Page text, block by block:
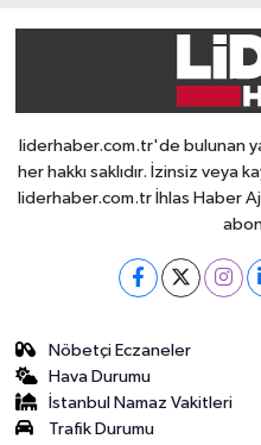
liderhaber.com.tr'de bulunan
her hakkı saklıdır. İzinsiz veya
liderhaber.com.tr İhlas Haber
Nöbetçi Eczaneler
Hava Durumu
İstanbul Namaz Vakitleri
Trafik Durumu